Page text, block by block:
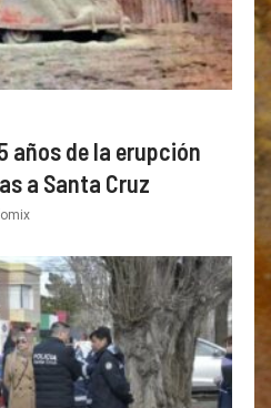
años de la erupción
a Santa Cruz